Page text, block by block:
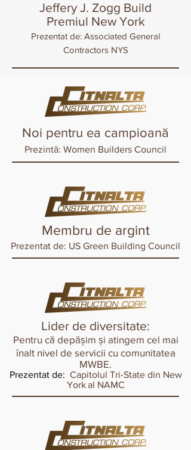
Jeffery J. Zogg Build
Premiul New York
Prezentat de: Associated General
Contractors NYS
Noi pentru ea campioană
Prezintă: Women Builders Council
Membru de argint
Prezentat de: US Green Building Council
Lider de diversitate:
Pentru că depășim și atingem cel mai
înalt nivel de servicii cu comunitatea
MWBE.
Prezentat de: Capitolul Tri-State din New
York al NAMC